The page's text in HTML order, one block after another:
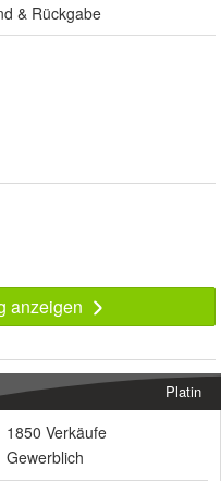
& Rückgabe
anzeigen
Platin
1850 Verkäufe
Gewerblich